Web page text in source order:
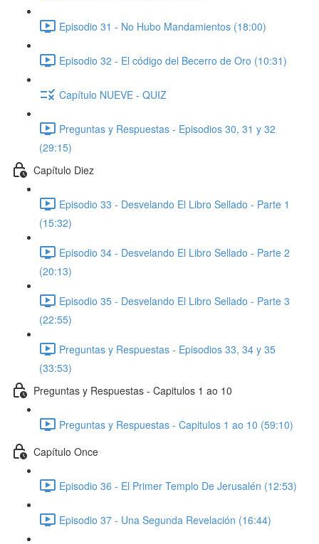
Episodio 31 - No Hubo Mandamientos (18:00)
Episodio 32 - El código del Becerro de Oro (10:31)
Capítulo NUEVE - QUIZ
Preguntas y Respuestas - Episodios 30, 31 y 32
(29:15)
Capítulo Diez
Episodio 33 - Desvelando El Libro Sellado - Parte 1
(15:32)
Episodio 34 - Desvelando El Libro Sellado - Parte 2
(20:13)
Episodio 35 - Desvelando El Libro Sellado - Parte 3
(22:55)
Preguntas y Respuestas - Episodios 33, 34 y 35
(33:53)
Preguntas y Respuestas - Capitulos 1 ao 10
Preguntas y Respuestas - Capitulos 1 ao 10 (59:10)
Capítulo Once
Episodio 36 - El Primer Templo De Jerusalén (12:53)
Episodio 37 - Una Segunda Revelación (16:44)